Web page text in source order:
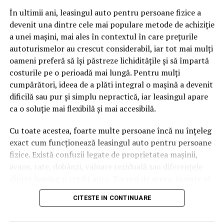
cuvinte tematice, scrise exact în limbajul în care se
caută.
Apoi vine partea de comportament. O pagină pe care
vizitatorii stau zece, cincisprezece minute ca să
urmărească replay-ul trimite un semnal greu de ignorat.
Google nu îți măsoară direct satisfacția, însă timpul
petrecut, scrollul și revenirile spun ceva despre cât de
util e materialul.
Și mai e ceva ce se uită ușor. Un webinar reușit atrage
linkuri aproape de la sine. Cineva îl menționează într-un
newsletter, altcineva îl citează într-un articol, un
partener îl trimite în comunitatea lui. Fiecare astfel de
tău, iar autoritatea e moneda forte în SEO.
În ultimii ani, leasingul auto pentru persoane fizice a
devenit una dintre cele mai populare metode de achiziție
a unei mașini, mai ales în contextul în care prețurile
autoturismelor au crescut considerabil, iar tot mai mulți
oameni preferă să își păstreze lichiditățile și să împartă
costurile pe o perioadă mai lungă. Pentru mulți
cumpărători, ideea de a plăti integral o mașină a devenit
dificilă sau pur și simplu nepractică, iar leasingul apare
ca o soluție mai flexibilă și mai accesibilă.
Cu toate acestea, foarte multe persoane încă nu înțeleg
exact cum funcționează leasingul auto pentru persoane
fizice. Există confuzii legate de proprietatea mașinii,
avans, rate, dobânzi, valoare reziduală sau diferențele
semnezi orice contract, este important să înțelegi clar
mecanismul acestui tip de finanțare și să știi la ce să fii
CITESTE IN CONTINUARE